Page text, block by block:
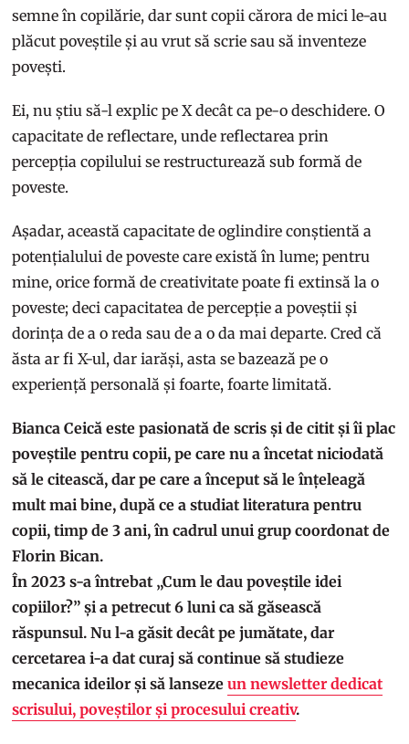
semne în copilărie, dar sunt copii cărora de mici le-au
plăcut poveștile și au vrut să scrie sau să inventeze
povești.
Ei, nu știu să-l explic pe X decât ca pe-o deschidere. O
capacitate de reflectare, unde reflectarea prin
percepția copilului se restructurează sub formă de
poveste.
Așadar, această capacitate de oglindire conștientă a
potențialului de poveste care există în lume; pentru
mine, orice formă de creativitate poate fi extinsă la o
poveste; deci capacitatea de percepție a poveștii și
dorința de a o reda sau de a o da mai departe. Cred că
ăsta ar fi X-ul, dar iarăși, asta se bazează pe o
experiență personală și foarte, foarte limitată.
Bianca Ceică este pasionată de scris și de citit și îi plac
poveștile pentru copii, pe care nu a încetat niciodată
să le citească, dar pe care a început să le înțeleagă
mult mai bine, după ce a studiat literatura pentru
copii, timp de 3 ani, în cadrul unui grup coordonat de
Florin Bican.
În 2023 s-a întrebat „Cum le dau poveștile idei
copiilor?” și a petrecut 6 luni ca să găsească
răspunsul. Nu l-a găsit decât pe jumătate, dar
cercetarea i-a dat curaj să continue să studieze
mecanica ideilor și să lansezeun newsletter dedicat
scrisului, poveștilor și procesului creativ.